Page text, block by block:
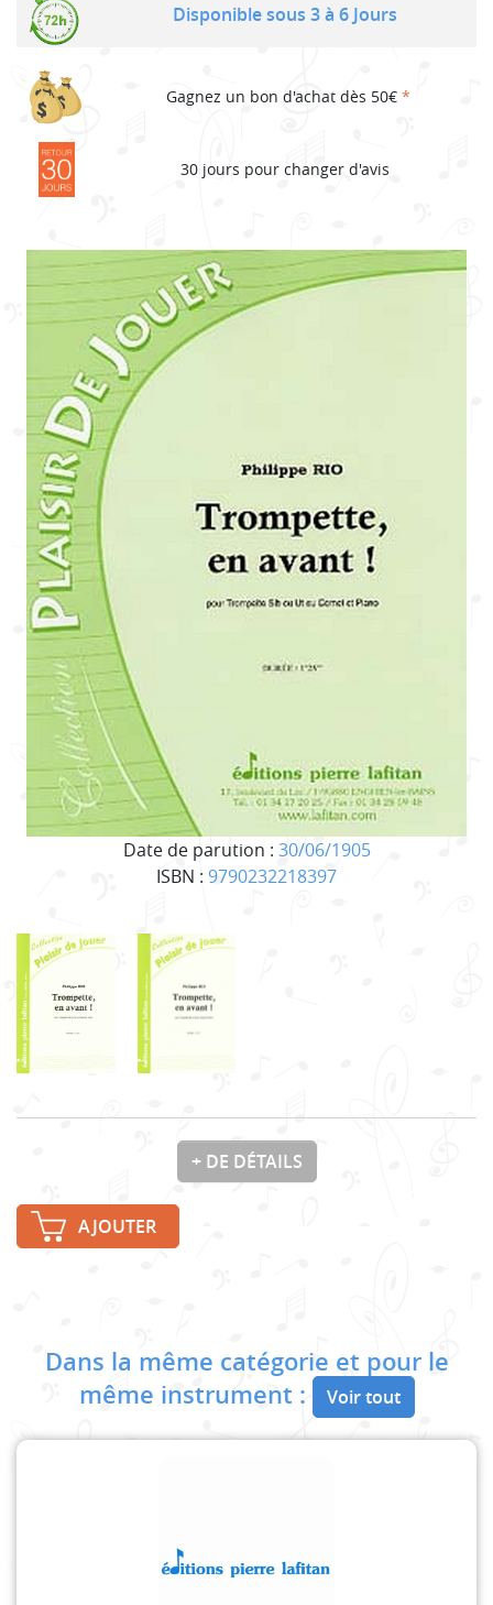
Date de parution : 30/06/1905
ISBN : 9790232218397
Disponible sous 3 à 6 Jours
Gagnez un bon d'achat dès 50€ *
30 jours pour changer d'avis
+ DE DÉTAILS
AJOUTER
Dans la même catégorie et pour le
même instrument :
Voir tout